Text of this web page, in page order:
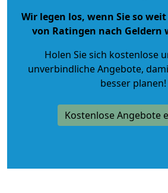
Wir legen los, wenn Sie so
von Ratingen nach Geldern
Holen Sie sich kostenlose
unverbindliche Angebote,
besser planen!
Kostenlose Angebote